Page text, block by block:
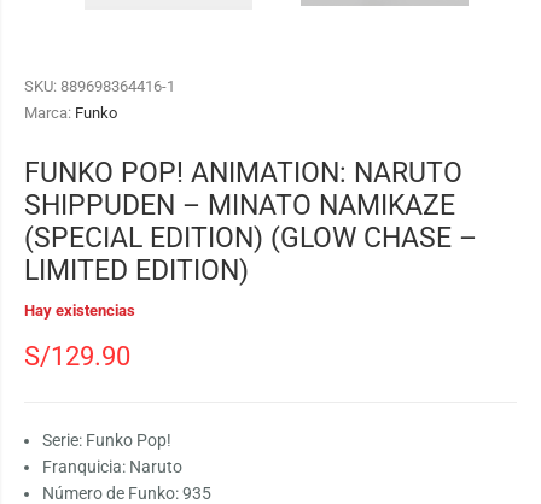
SKU: 889698364416-1
Marca: Funko
FUNKO POP! ANIMATION: NARUTO
SHIPPUDEN – MINATO NAMIKAZE
(SPECIAL EDITION) (GLOW CHASE –
LIMITED EDITION)
Hay existencias
S/129.90
Serie: Funko Pop!
Franquicia: Naruto
Número de Funko: 935